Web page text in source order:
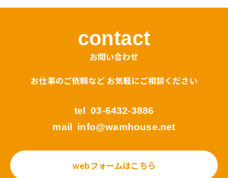
contact
お問い合わせ
お仕事のご依頼など お気軽にご相談ください
tel 03-6432-3886
mail info@wamhouse.net
webフォームはこちら